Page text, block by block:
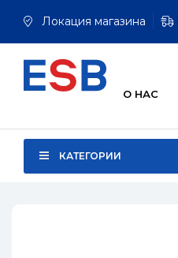
Локация магазина
О НАС
КАТЕГОРИИ